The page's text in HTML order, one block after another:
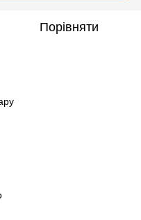
Порівняти